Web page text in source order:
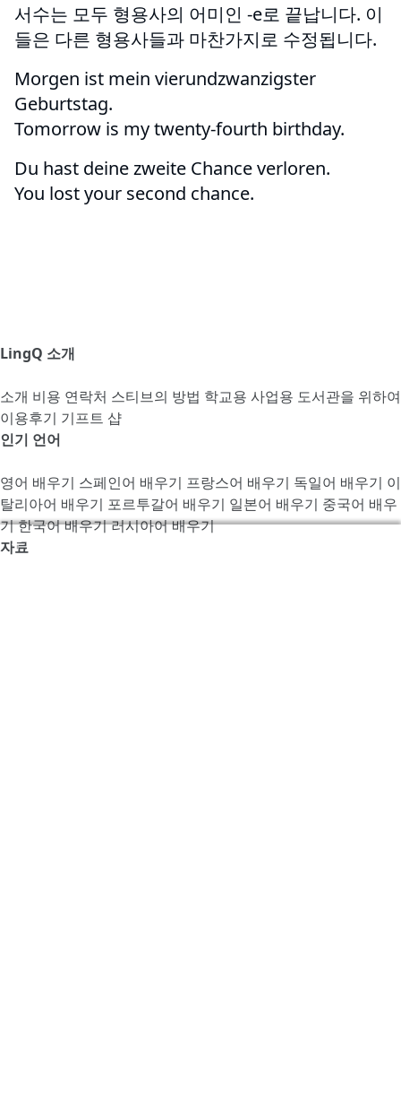
우리는 LingQ를 개선하기 위해서 쿠키를 사용합니다. 사이
서수는 모두 형용사의 어미인 -e로 끝납니다. 이
들은 다른 형용사들과 마찬가지로 수정됩니다.
Morgen ist mein vierundzwanzigster
Geburtstag.
Tomorrow is my twenty-fourth birthday.
Du hast deine zweite Chance verloren.
You lost your second chance.
LingQ 소개
소개 비용 연락처 스티브의 방법 학교용 사업용 도서관을 위하여
이용후기 기프트 샵
인기 언어
영어 배우기 스페인어 배우기 프랑스어 배우기 독일어 배우기 이
탈리아어 배우기 포르투갈어 배우기 일본어 배우기 중국어 배우
기한국어 배우기러시아어 배우기
자료